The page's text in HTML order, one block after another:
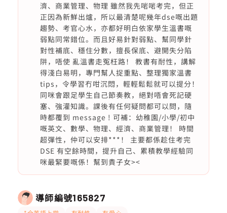
濟、商業管理、物理 雖然我先啱啱考完，但正
正因為新鮮出爐，所以最清楚呢幾年dse嘅出題
趨勢、考官心水，亦都好明白依家學生溫書嘅
弱點同常錯位。而且好易針對弱點、幫同學針
對性補底、穩住分數，擅長保底、避開失分陷
阱，唔使 亂溫書走冤枉路！ 教書有耐性，講解
得淺白易明，專門幫人捉重點、整理獨家溫書
tips，令學習冇咁沉悶，輕輕鬆鬆就可以提分！
同咪會跟足學生自己節奏教，絕對唔會死記硬
塞、強灌知識。課後有任何疑問都可以問，隨
時都覆到 message ! 可補：幼稚園/小學/初中
嘅英文、數學、物理、經濟、商業管理！ 時間
超彈性，仲可以安排***！ 主要都係趁住考完
DSE 有空餘時間，提升自己、累積教學經驗同
咪最緊要嘅係！幫到貴子女><
導師編號165827